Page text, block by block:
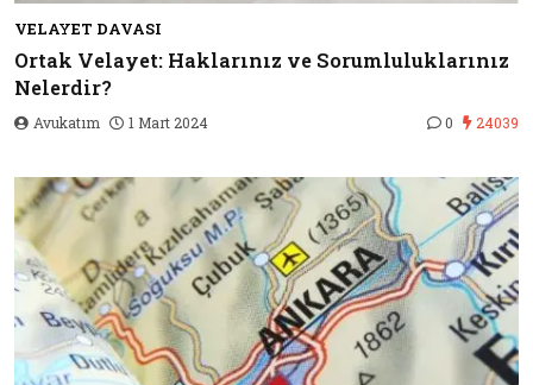
VELAYET DAVASI
Ortak Velayet: Haklarınız ve Sorumluluklarınız
Nelerdir?
Avukatım 1 Mart 2024 0 24039